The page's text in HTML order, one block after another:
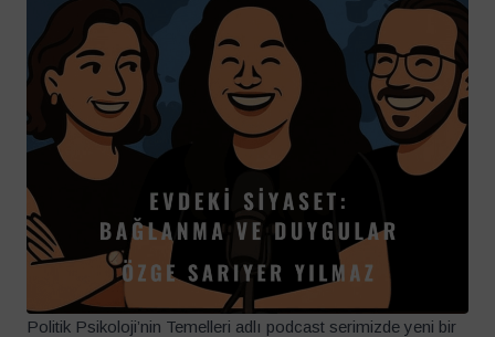
Politik Psikoloji’nin Temelleri adlı podcast serimizde yeni bir